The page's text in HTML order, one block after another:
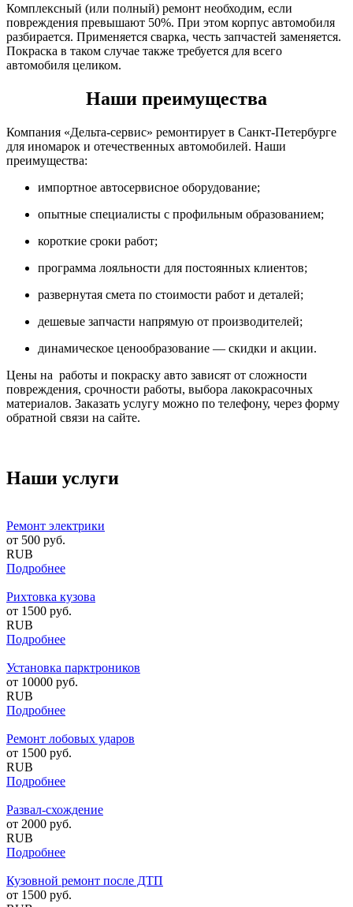
Комплексный (или полный) ремонт необходим, если
повреждения превышают 50%. При этом корпус автомобиля
разбирается. Применяется сварка, честь запчастей заменяется.
Покраска в таком случае также требуется для всего
автомобиля целиком.
Наши преимущества
Компания «Дельта-сервис» ремонтирует в Санкт-Петербурге
для иномарок и отечественных автомобилей. Наши
преимущества:
импортное автосервисное оборудование;
опытные специалисты с профильным образованием;
короткие сроки работ;
программа лояльности для постоянных клиентов;
развернутая смета по стоимости работ и деталей;
дешевые запчасти напрямую от производителей;
динамическое ценообразование — скидки и акции.
Цены на работы и покраску авто зависят от сложности
повреждения, срочности работы, выбора лакокрасочных
материалов. Заказать услугу можно по телефону, через форму
обратной связи на сайте.
Наши услуги
Ремонт электрики
от 500 руб.
RUB
Подробнее
Рихтовка кузова
от 1500 руб.
RUB
Подробнее
Установка парктроников
от 10000 руб.
RUB
Подробнее
Ремонт лобовых ударов
от 1500 руб.
RUB
Подробнее
Развал-схождение
от 2000 руб.
RUB
Подробнее
Кузовной ремонт после ДТП
от 1500 руб.